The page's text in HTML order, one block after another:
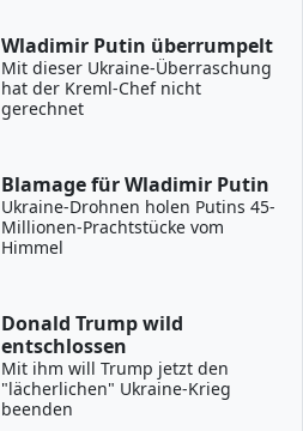
Wladimir Putin überrumpelt
Mit dieser Ukraine-Überraschung
hat der Kreml-Chef nicht
gerechnet
Blamage für Wladimir Putin
Ukraine-Drohnen holen Putins 45-
Millionen-Prachtstücke vom
Himmel
Donald Trump wild
entschlossen
Mit ihm will Trump jetzt den
"lächerlichen" Ukraine-Krieg
beenden